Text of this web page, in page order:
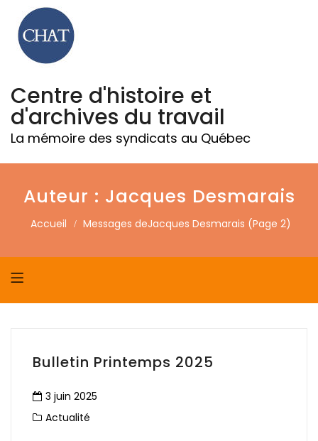
Centre d'histoire et
d'archives du travail
La mémoire des syndicats au Québec
Auteur : Jacques Desmarais
Accueil Messages deJacques Desmarais (Page 2)
Bulletin Printemps 2025
3 juin 2025
Actualité